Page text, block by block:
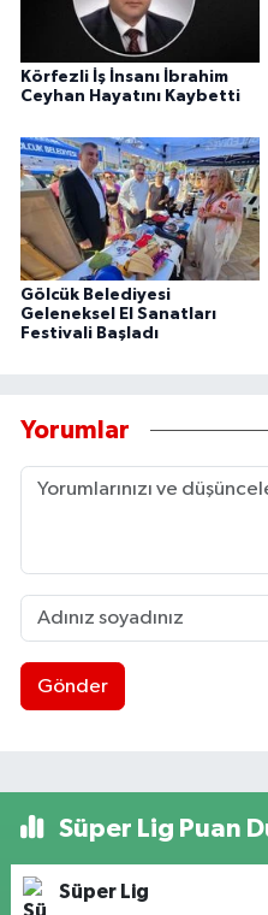
Körfezli İş İnsanı İbrahim
Ceyhan Hayatını Kaybetti
Gölcük Belediyesi
Geleneksel El Sanatları
Festivali Başladı
Yorumlar
Gönder
Süper Lig Puan
Süper Lig